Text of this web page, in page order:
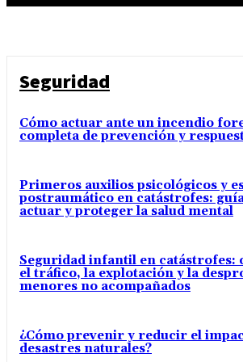
Seguridad
Cómo actuar ante un incendio
completa de prevención y
Primeros auxilios psicológicos y
postraumático en catástrofes:
actuar y proteger la salud mental
Seguridad infantil en catástrofes:
el tráfico, la explotación y la
menores no acompañados
¿Cómo prevenir y reducir el
desastres naturales?